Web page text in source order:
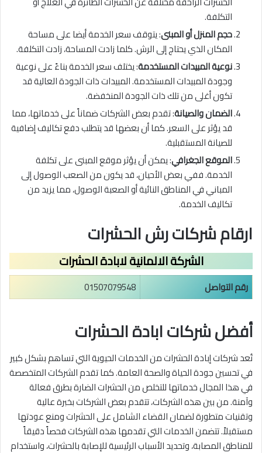
التكلفة.
حجم المنزل أو المبنى: يتوقف سعر الخدمة أيضا على مساحة
المكان الذي يحتاج إلى الرش. كلما زادت المساحة، زادت التكلفة.
نوعية المبيدات المستخدمة: يختلف سعر الخدمة بناءً على نوعية
وجودة المبيدات المستخدمة. المبيدات ذات الجودة العالية قد
تكون أغلى من تلك ذات الجودة المنخفضة.
الضمان والصيانة: تقدم بعض الشركات ضماناً على خدماتها، مما
قد يؤثر على السعر. كما أن بعضها قد يتطلب دفع تكاليف إضافية
للصيانة المستقبلية.
الموقع الجغرافي: يمكن أن يؤثر موقع المبنى على تكلفة
الخدمة. ففي بعض الأحيان، قد يكون من الصعب الوصول إلى
المباني في المناطق النائية أو الصعبة الوصول، مما يزيد من
تكاليف الخدمة.
ارقام شركات رش الحشرات
الشركة الالمانية لابادة الحشرات
رقم التواصل 01507079548
أفضل شركات ابادة الحشرات
تُعد شركات إبادة الحشرات من الخدمات الحيوية التي تساهم بشكل كبير
في تحسين جودة الحياة والصحة العامة. كما تقدم الشركات المتخصصة
في هذا المجال خدماتها للتخلص من الحشرات الضارة بطرق فعالة
وآمنة. من بين هذه الشركات، تتقدم بعض الشركات بخبرة عالية
وتقنيات متطورة لضمان القضاء الشامل على الحشرات ومنع عودتها
مستقبلاً. تتضمن الخدمات التي تقدمها هذه الشركات فحصاً دقيقاً
للمناطق المصابة، وتحديد الأسباب الرئيسية للإصابة بالحشرات، واستخدام